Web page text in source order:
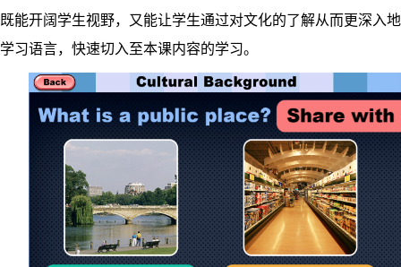
既能开阔学生视野，又能让学生通过对文化的了解从而更深入地
学习语言，快速切入至本课内容的学习。